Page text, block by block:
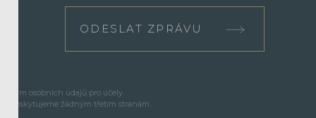
ODESLAT ZPRÁVU
osobních údajů pro účely
žádným třetím stranám.